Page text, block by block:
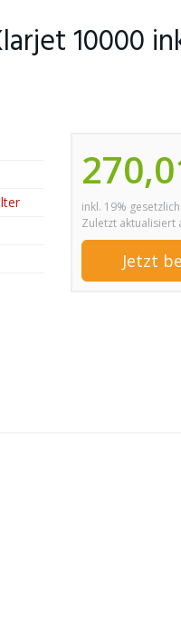
10000
inkl. 19%
Zuletzt aktualisiert
Jetzt